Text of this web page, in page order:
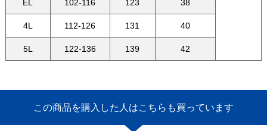
EL 102-116 123 38
4L 112-126 131 40
5L 122-136 139 42
この商品を購入した人はこちらも買っています